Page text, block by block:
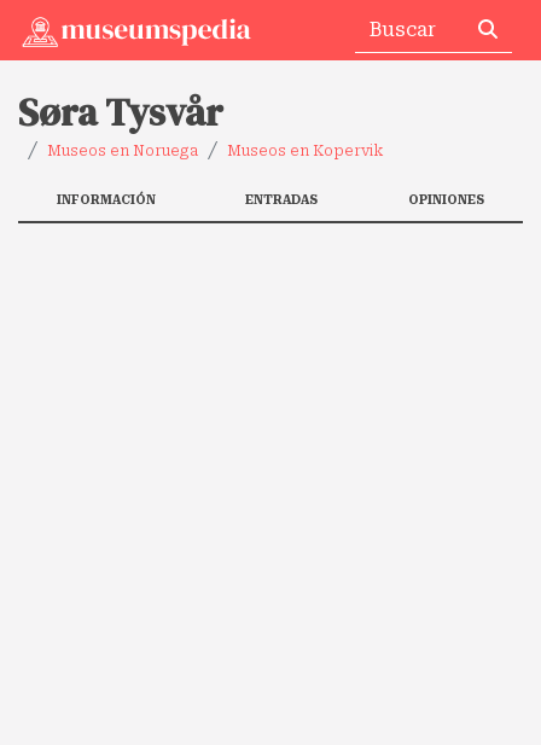
Søra Tysvår
Museos en Noruega Museos en Kopervik
INFORMACIÓN ENTRADAS OPINIONES